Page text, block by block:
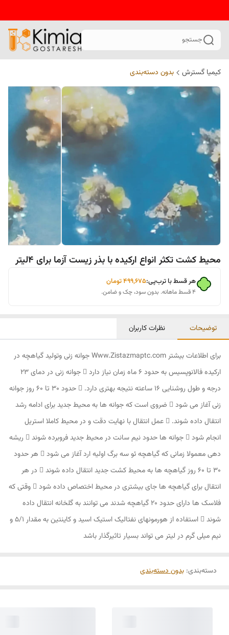
جستجو
کیمیا گسترش بدون دسته‌بندی
محیط کشت تکثر انواع ارکیده با بذر زیست آزما برای 4لیتر
هر قسط با ترب‌پی:۴۹۹٬۶۷۵تومان
۴ قسط ماهانه. بدون سود، چک و ضامن.
توضیحات نظرات کاربران
برای اطلاعات بیشتر Www.Zistazmaptc.com جوانه زنی وتولید گیاهچه در
ارکیده فالانوپسیس به حدود 6 ماه زمان نیاز دارد  جوانه زنی در دمای 23
درجه و طول روشنایی 16 ساعته نتیجه بهتری دارد.  حدود 30 تا 60 روز جوانه
زنی آغاز می شود  ضروی است که جوانه ها به محیط جدید برای ادامه رشد
انتقال داده شوند.  عمل انتقال با نهایت دقت و در محیط کاملا استریل
انجام شود  جوانه ها حدود نیم سانت در محیط جدید فروبرده شوند  ریشه
دهی معمولا زمانی که گیاهچه ئو سه برگ اولیه ارد آغاز می شود  هر حدود
30 تا 60 روز گیاهچه ها به محیط کشت جدید انتقال داده شوند  در هر
انتقال برای گیاهچه ها جای بیشتری در محیط اختصاص داده شود  وقتی که
فلاسک ها دارای حدود 20 گیاهچه شدند می توانند به گلخانه انتقال داده
شوند  استفاده از هورمونهای نفتالیک استیک اسید و کاینتین به مقدار 5/1 و
نیم میلی گرم در لیتر می تواند بسیار تاثیرگذار باشد
دسته‌بندی: بدون دسته‌بندی